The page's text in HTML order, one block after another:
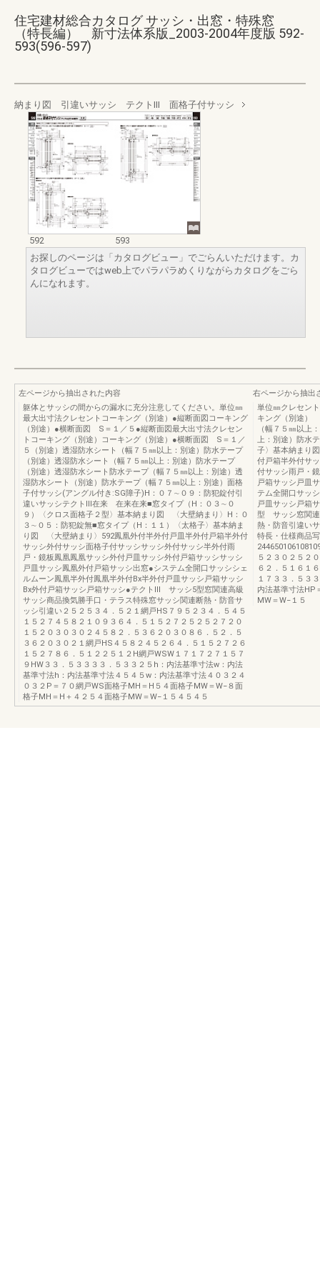
住宅建材総合カタログ サッシ・出窓・特殊窓
（特長編） 新寸法体系版_2003-2004年度版 592-
593(596-597)
納まり図 引違いサッシ テクトⅢ 面格子付サッシ
592
593
お探しのページは「カタログビュー」でごらんいただけます。カ
タログビューではweb上でパラパラめくりながらカタログをごら
んになれます。
左ページから抽出された内容
躯体とサッシの間からの漏水に充分注意してください。単位㎜
最大出寸法クレセントコーキング（別途）●縦断面図コーキング
（別途）●横断面図 S＝１／５●縦断面図最大出寸法クレセン
トコーキング（別途）コーキング（別途）●横断面図 S＝１／
５（別途）透湿防水シート（幅７５㎜以上：別途）防水テープ
（別途）透湿防水シート（幅７５㎜以上：別途）防水テープ
（別途）透湿防水シート防水テープ（幅７５㎜以上：別途）透
湿防水シート（別途）防水テープ（幅７５㎜以上：別途）面格
子付サッシ(アングル付き:SG障子)H：０７∼０９：防犯錠付引
違いサッシテクトⅢ在来 在来在来■窓タイプ（H：０３∼０
９）〈クロス面格子２型〉基本納まり図 〈大壁納まり〉H：０
３∼０５：防犯錠無■窓タイプ（H：１１）〈太格子〉基本納ま
り図 〈大壁納まり〉592鳳凰外付半外付戸皿半外付戸箱半外付
サッシ外付サッシ面格子付サッシサッシ外付サッシ半外付雨
戸・鏡板鳳凰鳳凰サッシ外付戸皿サッシ外付戸箱サッシサッシ
戸皿サッシ鳳凰外付戸箱サッシ出窓●システム全開口サッシシェ
ルムーン鳳凰半外付鳳凰半外付Bx半外付戸皿サッシ戸箱サッシ
Bx外付戸箱サッシ戸箱サッシ●テクトⅢ サッシ5型窓関連高級
サッシ商品換気勝手口・テラス特殊窓サッシ関連断熱・防音サ
ッシ引違い２５２５３４．５２１網戸HS７９５２３４．５４５
１５２７４５８２１０９３６４．５１５２７２５２５２７２０
１５２０３０３０２４５８２．５３６２０３０８６．５２．５
３６２０３０２１網戸HS４５８２４５２６４．５１５２７２６
１５２７８６．５１２２５１２H網戸WSW１７１７２７１５７
９HW３３．５３３３３．５３３２５h：内法基準寸法w：内法
基準寸法h：内法基準寸法４５４５w：内法基準寸法４０３２４
０３２P＝７０網戸WS面格子MH＝H５４面格子MW＝W−８面
格子MH＝H＋４２５４面格子MW＝W−１５４５４５
右ページから抽出
単位㎜クレセン
キング（別途）
（幅７５㎜以上
上：別途）防水
子〉基本納まり
付戸箱半外付サ
付サッシ雨戸・
戸箱サッシ戸皿
テム全開口サッ
戸皿サッシ戸箱
型 サッシ窓関連
熱・防音引違い
特長・仕様商品
５２３０２５２
６２．５１６１
１７３３．５３
内法基準寸法HP
MW＝W−１５